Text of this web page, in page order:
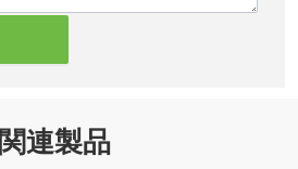
関連製品